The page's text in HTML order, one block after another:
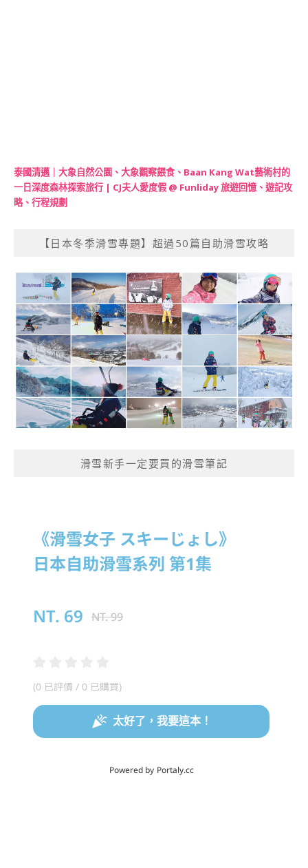
泰國清邁｜大象自然公園、大象觀察餵食、Baan Kang Wat藝術村的
一日深度森林探索旅行 | CJ夫人愛度假 @ Funliday 旅遊回憶、遊記攻
略、行程規劃
【日本冬季滑雪專題】超過50篇自助滑雪攻略
滑雪新手一定要買的滑雪筆記